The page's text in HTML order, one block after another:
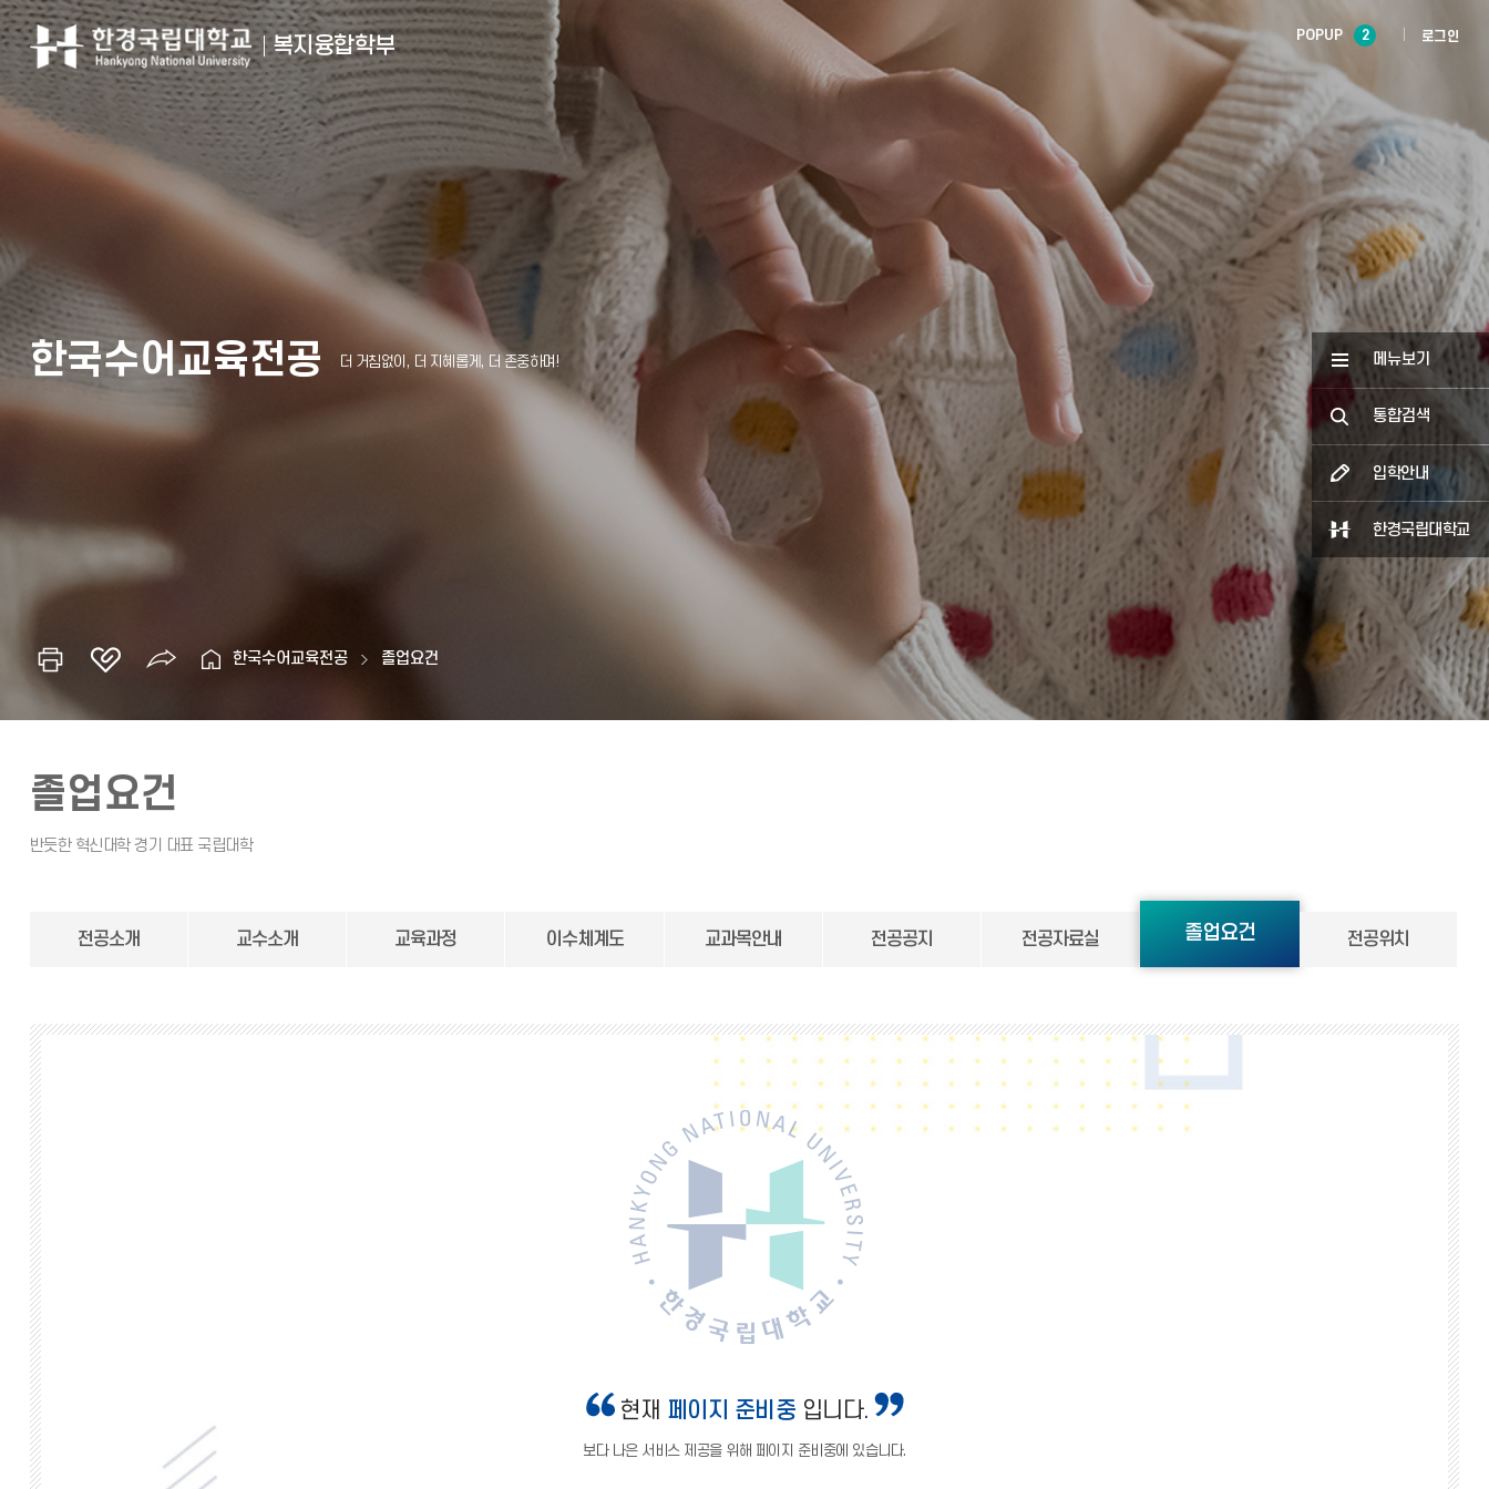
복지융합학부 POPUP 2 로그인
메뉴보기
통합검색
입학안내
한경국립대학교
한국수어교육전공
한국수어교육전공 졸업요건
졸업요건
전공소개 교수소개 교육과정 이수체계도 교과목안내 전공공지 전공자료실 졸업요건 전공위치
현재 페이지 준비중 입니다.
보다 나은 서비스 제공을 위해 페이지 준비중에 있습니다.